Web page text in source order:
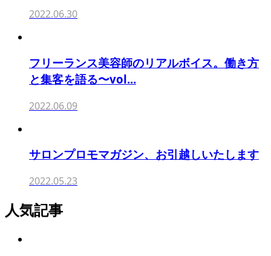
2022.06.30
フリーランス美容師のリアルボイス。働き方
と集客を語る〜vol...
2022.06.09
サロンプロモマガジン、お引越しいたします
2022.05.23
人気記事